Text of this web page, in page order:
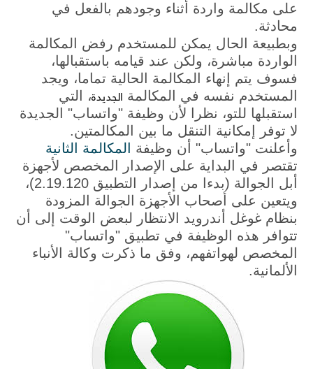
على مكالمة واردة أثناء وجودهم بالفعل في
محادثة.
وبطبيعة الحال يمكن للمستخدم رفض المكالمة
الواردة مباشرة، ولكن عند قيامه باستقبالها،
فسوف يتم إنهاء المكالمة الحالية تماما، ويجد
المستخدم نفسه في المكالمة ​ الجديدة​، التي
استقبلها للتو، نظرا لأن وظيفة "واتساب" الجديدة
لا توفر إمكانية التنقل ما بين المكالمتين.
وأعلنت "واتساب" أن وظيفة المكالمة الثانية
تقتصر في البداية على الإصدار المخصص لأجهزة
أبل الجوالة (بدءا من إصدار التطبيق 2.19.120)،
ويتعين على أصحاب الأجهزة الجوالة المزودة
بنظام غوغل أندرويد الانتظار لبعض الوقت إلى أن
تتوافر هذه الوظيفة في تطبيق "واتساب"
المخصص لهواتفهم، وفق ما ذكرت وكالة الأنباء
الألمانية.